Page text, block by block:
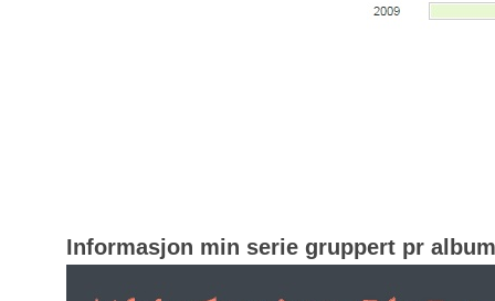
Informasjon min serie gruppert pr